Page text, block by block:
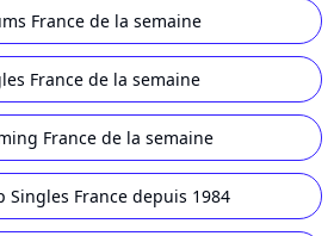
France de la semaine
France de la semaine
France de la semaine
Singles France depuis 1984